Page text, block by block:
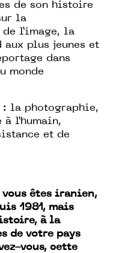
de son histoire
la
l’image, la
aux plus jeunes et
dans
monde
la photographie,
l’humain,
et de
vous êtes iranien,
1981, mais
à la
de votre pays
vous, cette